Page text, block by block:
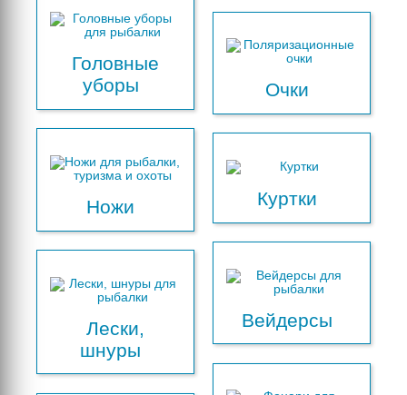
Головные
уборы
Ножи
Лески,
шнуры
Очки
Куртки
Вейдерсы